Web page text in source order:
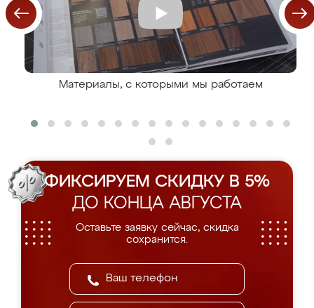
Материалы, с которыми мы работаем
ФИКСИРУЕМ СКИДКУ В 5%
ДО КОНЦА АВГУСТА
Оставьте заявку сейчас, скидка
сохранится.